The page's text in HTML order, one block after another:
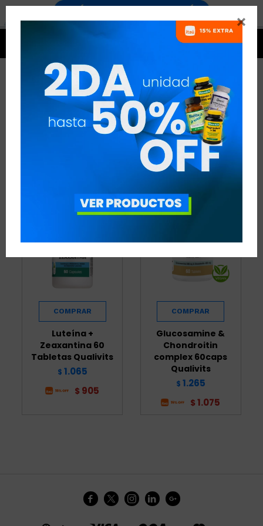

OTROS SUPLEMENTOS
QUALIVITS
OTROS SUPLEMENTOS
QUALIVITS
RECOMENDADOS
Luteína +
Zeaxantina 60
Tabletas Qualivits
$ 1.065
$ 905
Glucosamine &
Chondroitin
complex 60caps
Qualivits
$ 1.265
$ 1.075
    